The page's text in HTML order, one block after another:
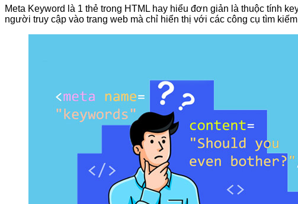
Meta Keyword là 1 thẻ trong HTML hay hiểu đơn giản là thuộc tính
người truy cập vào trang web mà chỉ hiển thị với các công cụ tìm